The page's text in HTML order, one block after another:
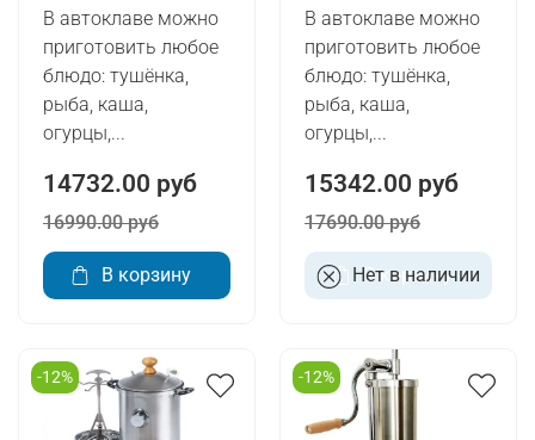
В автоклаве можно
приготовить любое
блюдо: тушёнка,
рыба, каша,
огурцы,...
14732.00 руб
16990.00 руб
В корзину
В автоклаве можно
приготовить любое
блюдо: тушёнка,
рыба, каша,
огурцы,...
15342.00 руб
17690.00 руб
Нет в наличии
В корзину
-12% -12%